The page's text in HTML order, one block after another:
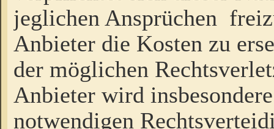
jeglichen Ansprüchen
Anbieter die Kosten zu
der möglichen
Anbieter wird
notwendigen